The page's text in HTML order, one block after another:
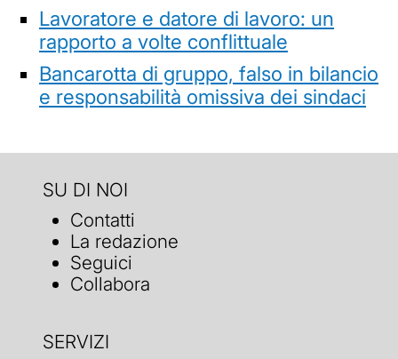
Lavoratore e datore di lavoro: un
rapporto a volte conflittuale
Bancarotta di gruppo, falso in bilancio
e responsabilità omissiva dei sindaci
SU DI NOI
Contatti
La redazione
Seguici
Collabora
SERVIZI